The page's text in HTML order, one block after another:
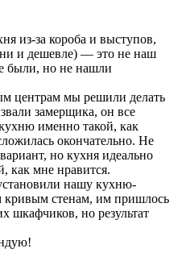
из-за короба и выступов,
и дешевле) — это не наш
были, но не нашли
центрам мы решили делать
замерщика, он все
именно такой, как
окончательно. Не
но кухня идеально
как мне нравится.
нашу кухню-
кривым стенам, им пришлось
шкафчиков, но результат